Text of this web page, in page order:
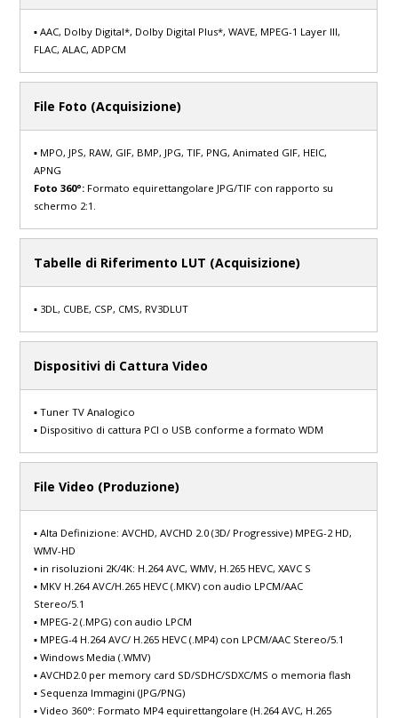
▪ AAC, Dolby Digital*, Dolby Digital Plus*, WAVE, MPEG-1 Layer III,
FLAC, ALAC, ADPCM
File Foto (Acquisizione)
▪ MPO, JPS, RAW, GIF, BMP, JPG, TIF, PNG, Animated GIF, HEIC,
APNG
Foto 360°: Formato equirettangolare JPG/TIF con rapporto su
schermo 2:1.
Tabelle di Riferimento LUT (Acquisizione)
▪ 3DL, CUBE, CSP, CMS, RV3DLUT
Dispositivi di Cattura Video
▪ Tuner TV Analogico
▪ Dispositivo di cattura PCI o USB conforme a formato WDM
File Video (Produzione)
▪ Alta Definizione: AVCHD, AVCHD 2.0 (3D/ Progressive) MPEG-2 HD,
WMV-HD
▪ in risoluzioni 2K/4K: H.264 AVC, WMV, H.265 HEVC, XAVC S
▪ MKV H.264 AVC/H.265 HEVC (.MKV) con audio LPCM/AAC
Stereo/5.1
▪ MPEG-2 (.MPG) con audio LPCM
▪ MPEG-4 H.264 AVC/ H.265 HEVC (.MP4) con LPCM/AAC Stereo/5.1
▪ Windows Media (.WMV)
▪ AVCHD2.0 per memory card SD/SDHC/SDXC/MS o memoria flash
▪ Sequenza Immagini (JPG/PNG)
▪ Video 360°: Formato MP4 equirettangolare (H.264 AVC, H.265